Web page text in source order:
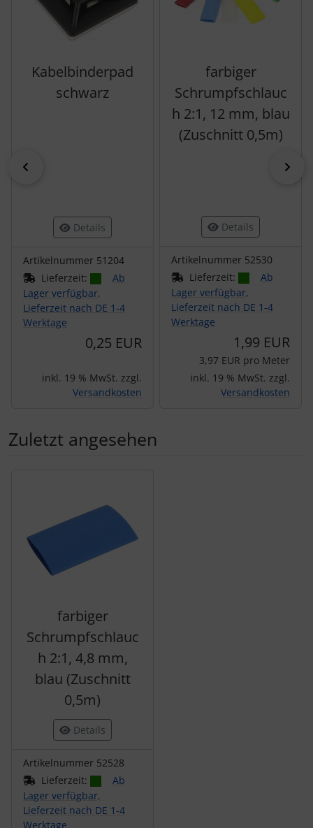
Kabelbinderpad
schwarz
Details
Artikelnummer 51204
Lieferzeit:
Ab
Lager verfügbar,
Lieferzeit nach DE 1-4
Werktage
0,25 EUR
inkl. 19 % MwSt. zzgl.
Versandkosten
farbiger
Schrumpfschlauc
h 2:1, 12 mm, blau
(Zuschnitt 0,5m)
Details
Artikelnummer 52530
Lieferzeit:
Ab
Lager verfügbar,
Lieferzeit nach DE 1-4
Werktage
1,99 EUR
3,97 EUR pro Meter
inkl. 19 % MwSt. zzgl.
Versandkosten
Zuletzt angesehen
farbiger
Schrumpfschlauc
h 2:1, 4,8 mm,
blau (Zuschnitt
0,5m)
Details
Artikelnummer 52528
Lieferzeit:
Ab
Lager verfügbar,
Lieferzeit nach DE 1-4
Werktage